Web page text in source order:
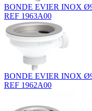
BONDE EVIER INOX
REF 1963A00
BONDE EVIER INOX
REF 1962A00